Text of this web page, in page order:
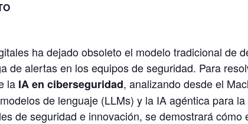
ha dejado obsoleto el modelo tradicional de
de alertas en los equipos de seguridad. Para
la IA en ciberseguridad, analizando desde el
de lenguaje (LLMs) y la IA agéntica para
de seguridad e innovación, se demostrará